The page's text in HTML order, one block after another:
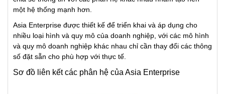
một hệ thống mạnh hơn.
Asia Enterprise được thiết kế để triển khai và áp dụng cho
nhiều loại hình và quy mô của doanh nghiệp, với các mô hình
và quy mô doanh nghiệp khác nhau chỉ cần thay đổi các thông
số đặt sẵn cho phù hợp với thực tế.
Sơ đồ liên kết các phân hệ của Asia Enterprise